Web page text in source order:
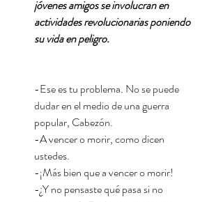
jóvenes amigos se involucran en
actividades revolucionarias poniendo
su vida en peligro.
-Ese es tu problema. No se puede
dudar en el medio de una guerra
popular, Cabezón.
-A vencer o morir, como dicen
ustedes.
-¡Más bien que a vencer o morir!
-¿Y no pensaste qué pasa si no